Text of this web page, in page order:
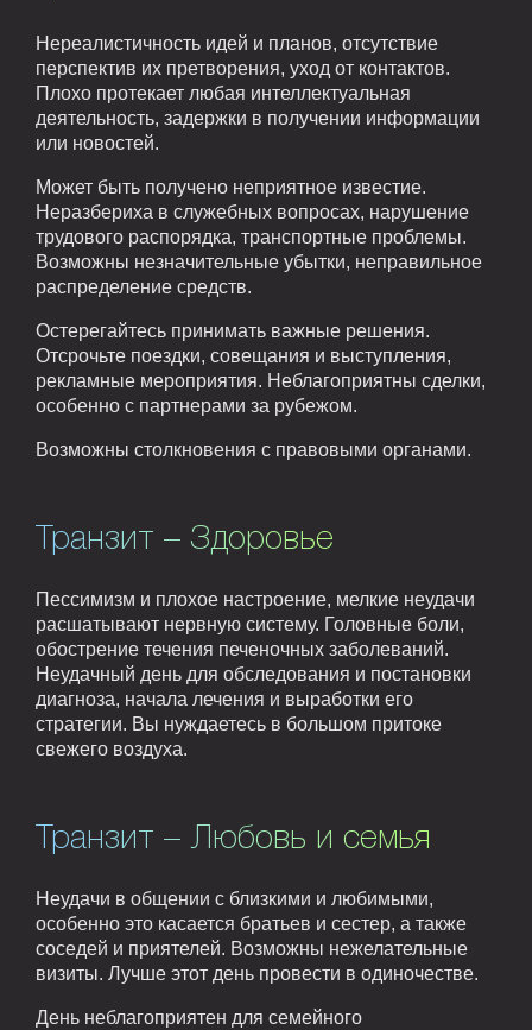
Нереалистичность идей и планов, отсутствие
перспектив их претворения, уход от контактов.
Плохо протекает любая интеллектуальная
деятельность, задержки в получении информации
или новостей.
Может быть получено неприятное известие.
Неразбериха в служебных вопросах, нарушение
трудового распорядка, транспортные проблемы.
Возможны незначительные убытки, неправильное
распределение средств.
Остерегайтесь принимать важные решения.
Отсрочьте поездки, совещания и выступления,
рекламные мероприятия. Неблагоприятны сделки,
особенно с партнерами за рубежом.
Возможны столкновения с правовыми органами.
Транзит – Здоровье
Пессимизм и плохое настроение, мелкие неудачи
расшатывают нервную систему. Головные боли,
обострение течения печеночных заболеваний.
Неудачный день для обследования и постановки
диагноза, начала лечения и выработки его
стратегии. Вы нуждаетесь в большом притоке
свежего воздуха.
Транзит – Любовь и семья
Неудачи в общении с близкими и любимыми,
особенно это касается братьев и сестер, а также
соседей и приятелей. Возможны нежелательные
визиты. Лучше этот день провести в одиночестве.
День неблагоприятен для семейного